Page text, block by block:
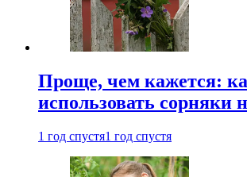
Проще, чем кажется:
использовать сорняки
1 год спустя1 год спустя